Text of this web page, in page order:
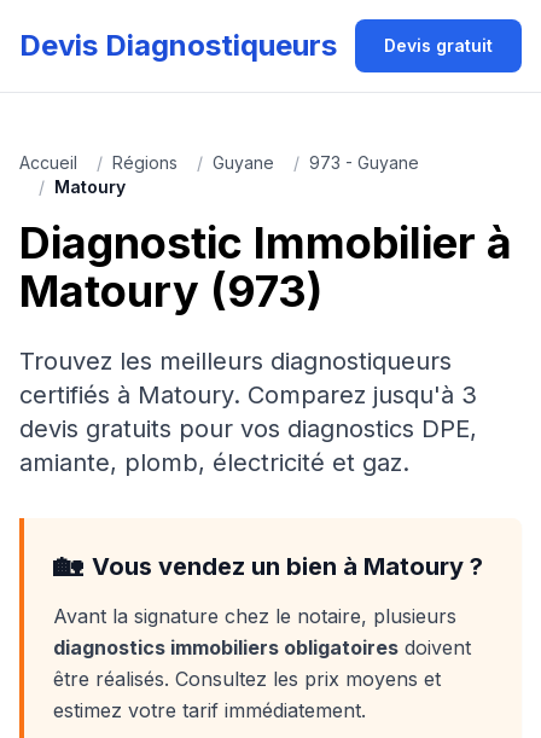
Devis Diagnostiqueurs Devis gratuit
Accueil / Régions / Guyane / 973 - Guyane
/ Matoury
Diagnostic Immobilier à
Matoury (973)
Trouvez les meilleurs diagnostiqueurs
certifiés à Matoury. Comparez jusqu'à 3
devis gratuits pour vos diagnostics DPE,
amiante, plomb, électricité et gaz.
🏡 Vous vendez un bien à Matoury ?
Avant la signature chez le notaire, plusieurs
diagnostics immobiliers obligatoires doivent
être réalisés. Consultez les prix moyens et
estimez votre tarif immédiatement.